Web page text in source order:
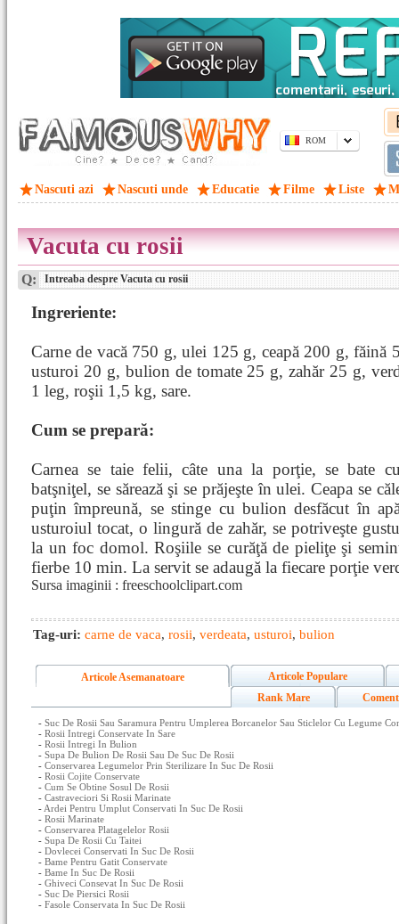
ROM
Nascuti azi Nascuti unde Educatie Filme Liste
Vacuta cu rosii
Q: Intreaba despre Vacuta cu rosii
Ingreriente:
Carne de vacă 750 g, ulei 125 g, ceapă 200 g, făină
usturoi 20 g, bulion de tomate 25 g, zahăr 25 g,
1 leg, roşii 1,5 kg, sare.
Cum se prepară:
Carnea se taie felii, câte una la porţie, se bate
batşniţel, se sărează şi se prăjeşte în ulei. Ceapa se
puţin împreună, se stinge cu bulion desfăcut în
usturoiul tocat, o lingură de zahăr, se potriveşte
la un foc domol. Roşiile se curăţă de pieliţe şi
fierbe 10 min. La servit se adaugă la fiecare porţie
Sursa imaginii : freeschoolclipart.com
Tag-uri: carne de vaca, rosii, verdeata, usturoi, bulion
Articole Asemanatoare
Articole Populare
Rank Mare
- Suc De Rosii Sau Saramura Pentru Umplerea Borcanelor Sau Sticlelor Cu Legume
- Rosii Intregi Conservate In Sare
- Rosii Intregi In Bulion
- Supa De Bulion De Rosii Sau De Suc De Rosii
- Conservarea Legumelor Prin Sterilizare In Suc De Rosii
- Rosii Cojite Conservate
- Cum Se Obtine Sosul De Rosii
- Castraveciori Si Rosii Marinate
- Ardei Pentru Umplut Conservati In Suc De Rosii
- Rosii Marinate
- Conservarea Platagelelor Rosii
- Supa De Rosii Cu Taitei
- Dovlecei Conservati In Suc De Rosii
- Bame Pentru Gatit Conservate
- Bame In Suc De Rosii
- Ghiveci Consevat In Suc De Rosii
- Suc De Piersici Rosii
- Fasole Conservata In Suc De Rosii